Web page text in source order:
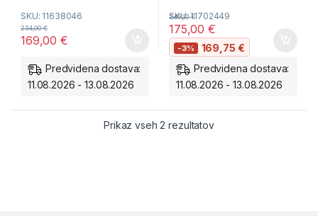
SKU: 11638046
169,00€
234,00€
Predvidena dostava:
11.08.2026 - 13.08.2026
Zmogljivost:
življenjska doba v primerjavi
s klasičnimi akumulatorji.
Varnost:AGM tehnologija –
popolnoma odporen na
Zagon:
SKU: 11702449
175,00€
246,10€
-3% 169,75 €
Predvidena dostava:
11.08.2026 - 13.08.2026
Prikaz vseh 2 rezultatovRazvrščeno po ceni: